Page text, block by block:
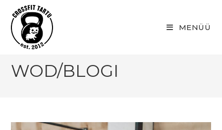
content
MENÜÜ
WOD/BLOGI